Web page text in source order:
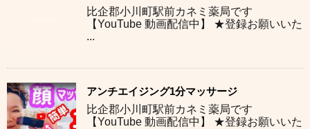
比企郡小川町駅前カネミ薬局です
【YouTube 動画配信中】 ★登録お願いいた
...
アンチエイジング1分マッサージ
比企郡小川町駅前カネミ薬局です
【YouTube 動画配信中】 ★登録お願いいた